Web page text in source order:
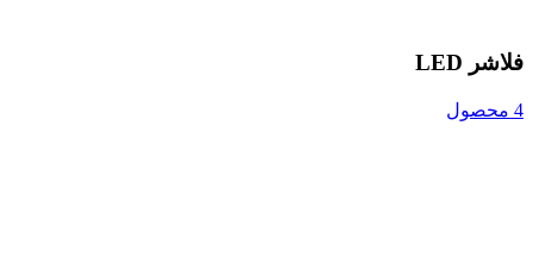
فلاشر LED
4 محصول